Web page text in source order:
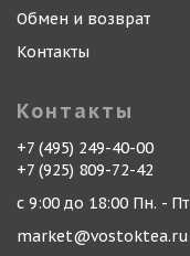
Обмен и возврат
Контакты
Контакты
+7 (495) 249-40-00
+7 (925) 809-72-42
с 9:00 до 18:00 Пн. - Пт
market@vostoktea.ru